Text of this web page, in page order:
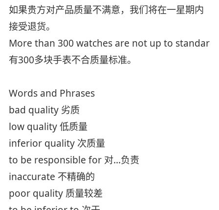
如果贵方对产品质量不满意，我们将在一星期内
接受退货。
More than 300 watches are not up to
有300多块手表不合质量标准。
Words and Phrases
bad quality 劣质
low quality 低质量
inferior quality 次质量
to be responsible for 对...负责
inaccurate 不精确的
poor quality 质量较差